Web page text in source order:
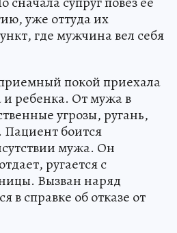
уже оттуда их
где мужчина вел себя
покой приехала
и ребенка. От мужа в
угрозы, ругань,
Пациент боится
мужа. Он
ругается с
Вызван наряд
в справке об отказе от